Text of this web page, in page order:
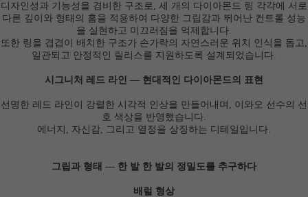
디자인성과 기능성을 겸비한 구조로, 세 개의 다이아몬드 링 각각에 서로
다른 깊이와 형태의 홈을 적용하여 다양한 그립감과 뛰어난 컨트롤 성능
을 실현하고 미끄러짐을 억제합니다.
또한 링을 겹겹이 배치한 구조가 손가락의 자연스러운 위치 인식을 돕고,
일관되고 안정적인 릴리스를 지원하도록 설계되었습니다.
시그니처 레드 라인 ― 현대적인 다이아몬드의 표현
선명한 레드 라인이 강렬한 시각적 인상을 만들어내며, 이와오 선수의 선
호 색상을 반영했습니다.
에너지, 자신감, 그리고 열정을 상징하는 디테일입니다.
그립과 형태 ― 한 발 한 발의 정밀도를 추구하다
배럴 형상